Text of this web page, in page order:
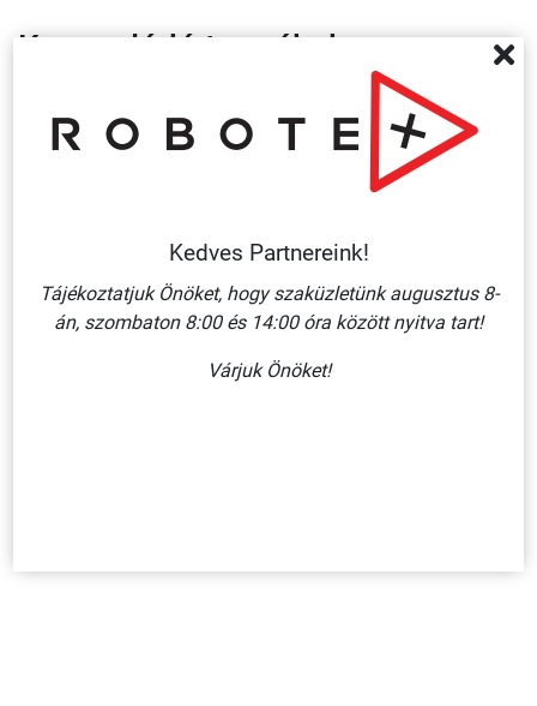
Kapcsolódó termékek
Több
variáció
TÁBLA 160X250 MM
Kedves Partnereink!
Tájékoztatjuk Önöket, hogy szaküzletünk augusztus 8-
án, szombaton 8:00 és 14:00 óra között nyitva tart!
Várjuk Önöket!